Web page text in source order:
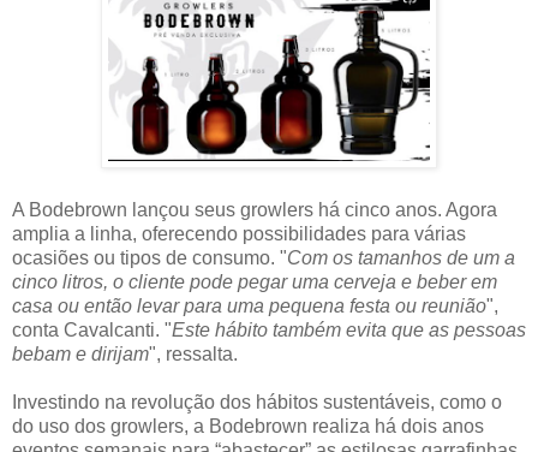
A Bodebrown lançou seus growlers há cinco anos. Agora
amplia a linha, oferecendo possibilidades para várias
ocasiões ou tipos de consumo. "Com os tamanhos de um a
cinco litros, o cliente pode pegar uma cerveja e beber em
casa ou então levar para uma pequena festa ou reunião",
conta Cavalcanti. "Este hábito também evita que as pessoas
bebam e dirijam", ressalta.
Investindo na revolução dos hábitos sustentáveis, como o
do uso dos growlers, a Bodebrown realiza há dois anos